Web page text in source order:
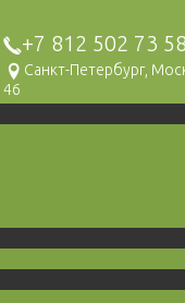
+7 812 502 73
Санкт-Петербург,
46